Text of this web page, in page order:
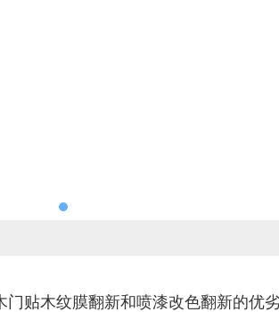
门贴木纹膜翻新和喷漆改色翻新的优